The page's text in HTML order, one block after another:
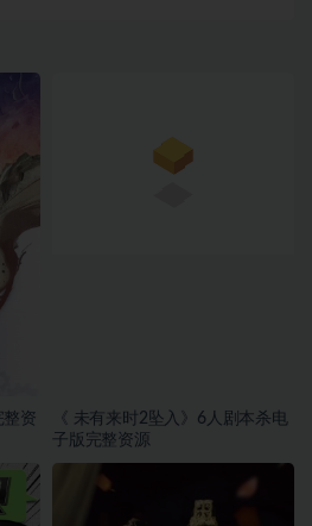
整资
《 未有来时2坠入》6人剧本杀电
子版完整资源